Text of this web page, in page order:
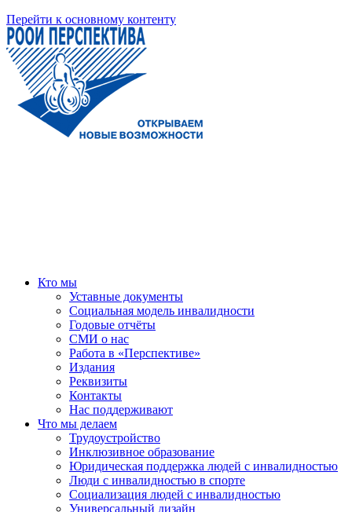
Перейти к основному контенту
Кто мы
Уставные документы
Социальная модель инвалидности
Годовые отчёты
СМИ о нас
Работа в «Перспективе»
Издания
Реквизиты
Контакты
Нас поддерживают
Что мы делаем
Трудоустройство
Инклюзивное образование
Юридическая поддержка людей с инвалидностью
Люди с инвалидностью в спорте
Социализация людей с инвалидностью
Универсальный дизайн